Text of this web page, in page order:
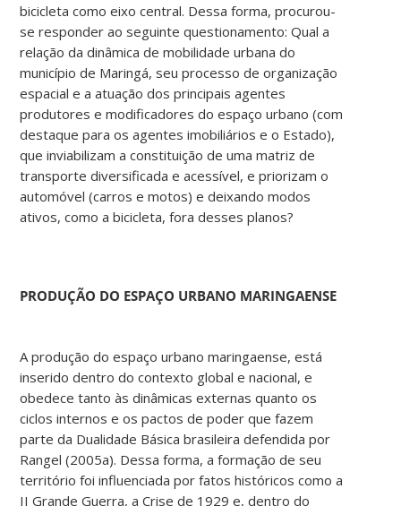
bicicleta como eixo central. Dessa forma, procurou-
se responder ao seguinte questionamento: Qual a
relação da dinâmica de mobilidade urbana do
município de Maringá, seu processo de organização
espacial e a atuação dos principais agentes
produtores e modificadores do espaço urbano (com
destaque para os agentes imobiliários e o Estado),
que inviabilizam a constituição de uma matriz de
transporte diversificada e acessível, e priorizam o
automóvel (carros e motos) e deixando modos
ativos, como a bicicleta, fora desses planos?
PRODUÇÃO DO ESPAÇO URBANO MARINGAENSE
A produção do espaço urbano maringaense, está
inserido dentro do contexto global e nacional, e
obedece tanto às dinâmicas externas quanto os
ciclos internos e os pactos de poder que fazem
parte da Dualidade Básica brasileira defendida por
Rangel (2005a). Dessa forma, a formação de seu
território foi influenciada por fatos históricos como a
II Grande Guerra, a Crise de 1929 e, dentro do